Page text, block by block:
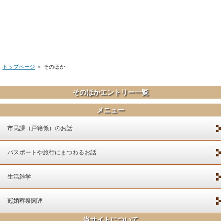
トップページ ＞ そのほか
そのほかエントリー一覧
メニュー
市民課（戸籍係）のお話
パスポートや旅行にまつわるお話
生活雑学
冠婚葬祭関連
当サイトについて